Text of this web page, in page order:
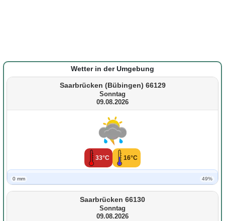
Wetter in der Umgebung
Saarbrücken (Bübingen) 66129
Sonntag
09.08.2026
33°C 16°C
0 mm 49%
Saarbrücken 66130
Sonntag
09.08.2026